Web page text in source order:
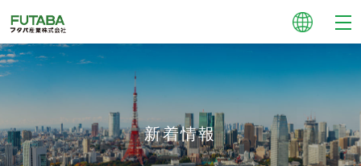
新着情報